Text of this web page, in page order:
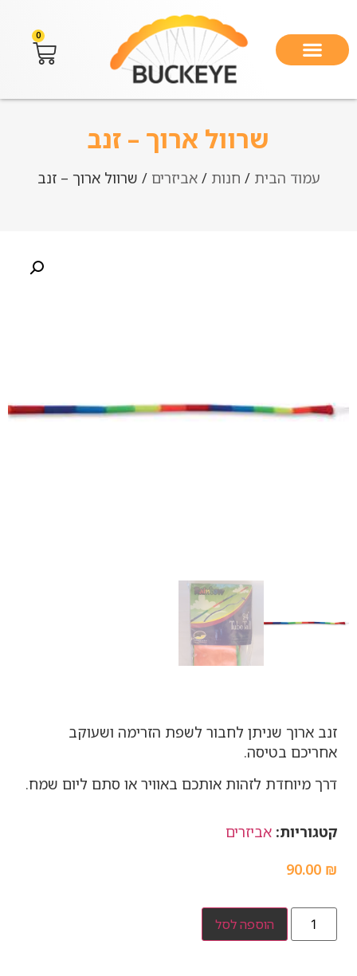
0
שרוול ארוך – זנב
עמוד הבית / חנות /אביזרים / שרוול ארוך – זנב
זנב ארוך שניתן לחבור לשפת הזרימה ושעוקב
אחריכם בטיסה.
דרך מיוחדת לזהות אותכם באוויר או סתם ליום שמח.
קטגוריות: אביזרים
90.00 ₪
הוספה לסל